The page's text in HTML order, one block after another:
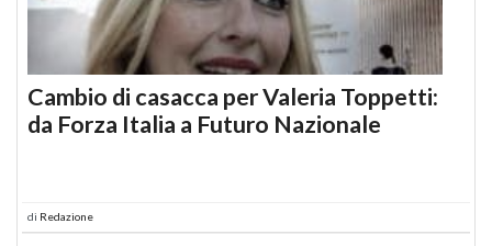
Cambio di casacca per Valeria Toppetti:
da Forza Italia a Futuro Nazionale
di Redazione